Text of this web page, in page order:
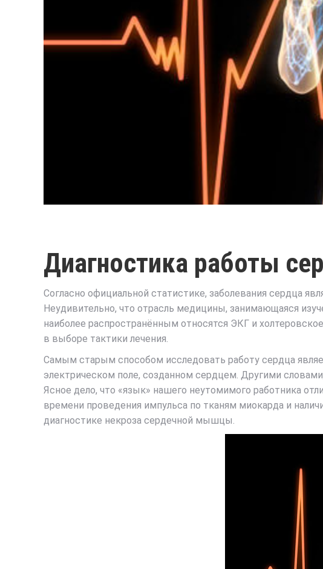
Диагностика работы
Согласно официальной статистике, заболевания сердца
Неудивительно, что отрасль медицины, занимающаяся
наиболее распространённым относятся ЭКГ и
в выборе тактики лечения.
Самым старым способом исследовать работу сердца
электрическом поле, созданном сердцем. Другими
Ясное дело, что «язык» нашего неутомимого работника
времени проведения импульса по тканям миокарда и
диагностике некроза сердечной мышцы.